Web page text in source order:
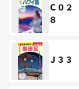
Ｃ０２
８
Ｊ３